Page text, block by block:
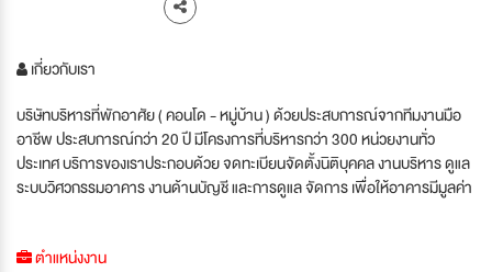
เกี่ยวกับเรา
บริษัทบริหารที่พักอาศัย ( คอนโด - หมู่บ้าน ) ด้วยประสบการณ์จากทีมงานมือ
อาชีพ ประสบการณ์กว่า 20 ปี มีโครงการที่บริหารกว่า 300 หน่วยงานทั่ว
ประเทศ บริการของเราประกอบด้วย จดทะเบียนจัดตั้งนิติบุคคล งานบริหาร ดูแล
ระบบวิศวกรรมอาคาร งานด้านบัญชี และการดูแล จัดการ เพื่อให้อาคารมีมูลค่า
ตำแหน่งงาน